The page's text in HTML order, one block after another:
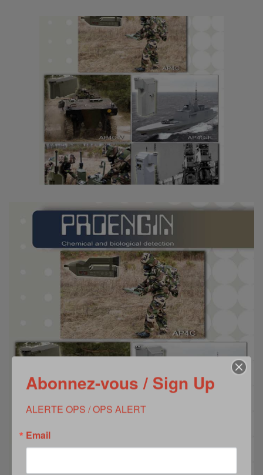
Abonnez-vous / Sign Up
ALERTE OPS / OPS ALERT
Email